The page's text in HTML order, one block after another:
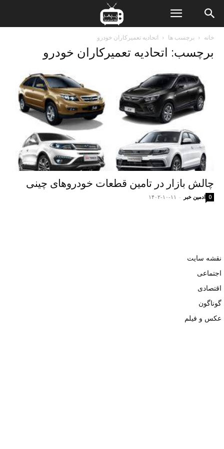
خانه برچسب ها اتحادیه تعمیرکاران خودرو
برچسب: اتحادیه تعمیرکاران خودرو
چالش بازار در تامین قطعات خودروهای چینی
ادمین خبر - ۱۴۰۲-۱۰-۱۱ 0
نقشه سایت
اجتماعی
اقتصادی
گوناگون
عکس و فیلم